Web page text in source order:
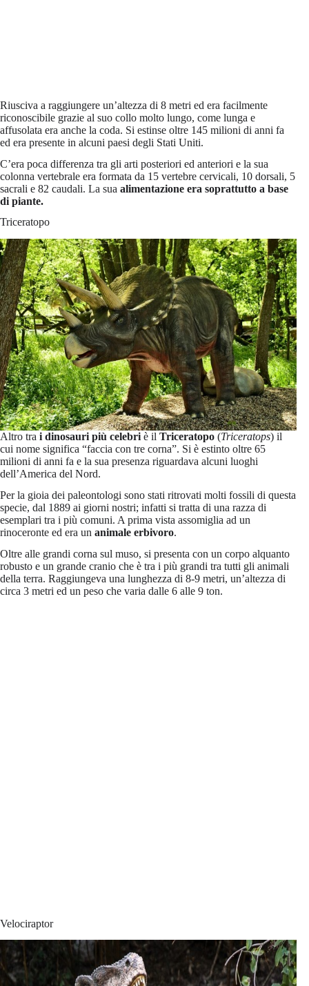
Riusciva a raggiungere un’altezza di 8 metri ed era facilmente
riconoscibile grazie al suo collo molto lungo, come lunga e
affusolata era anche la coda. Si estinse oltre 145 milioni di anni fa
ed era presente in alcuni paesi degli Stati Uniti.
C’era poca differenza tra gli arti posteriori ed anteriori e la sua
colonna vertebrale era formata da 15 vertebre cervicali, 10 dorsali, 5
sacrali e 82 caudali. La sua alimentazione era soprattutto a base
di piante.
Triceratopo
Altro tra i dinosauri più celebri è il Triceratopo (Triceratops) il
cui nome significa “faccia con tre corna”. Si è estinto oltre 65
milioni di anni fa e la sua presenza riguardava alcuni luoghi
dell’America del Nord.
Per la gioia dei paleontologi sono stati ritrovati molti fossili di questa
specie, dal 1889 ai giorni nostri; infatti si tratta di una razza di
esemplari tra i più comuni. A prima vista assomiglia ad un
rinoceronte ed era un animale erbivoro.
Oltre alle grandi corna sul muso, si presenta con un corpo alquanto
robusto e un grande cranio che è tra i più grandi tra tutti gli animali
della terra. Raggiungeva una lunghezza di 8-9 metri, un’altezza di
circa 3 metri ed un peso che varia dalle 6 alle 9 ton.
Velociraptor